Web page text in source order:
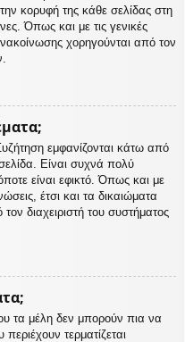
κορυφή της κάθε σελίδας στη
Όπως και με τις γενικές
χορηγούνται από τον
εμφανίζονται κάτω από
Είναι συχνά πολύ
είναι εφικτό. Όπως και με
έτσι και τα δικαιώματα
διαχειριστή του συστήματος
τα μέλη δεν μπορούν πια να
τερματίζεται